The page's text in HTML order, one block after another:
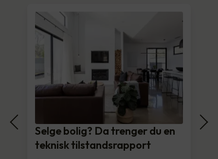
Selge bolig? Da trenger du en
teknisk tilstandsrapport